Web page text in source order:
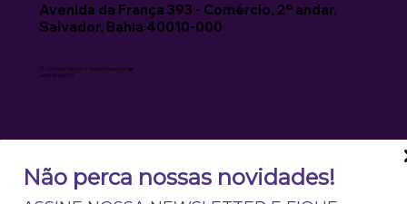
Não perca nossas novidades!
© 2030 Hub Salvador | Desenvolvido com ❤️
pelo Estudio 071
Avenida da França 393 - Comércio, 2º andar,
Salvador, Bahia 40010-000